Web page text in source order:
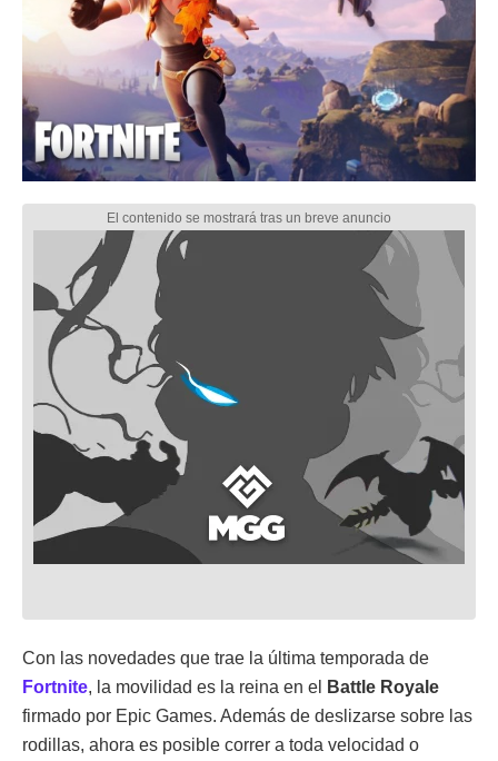
Con las novedades que trae la última temporada de
Fortnite, la movilidad es la reina en el
Battle Royale
firmado por Epic Games. Además de deslizarse sobre las
rodillas, ahora es posible correr a toda velocidad o